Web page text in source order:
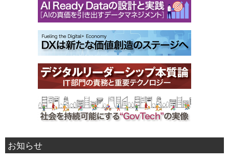
お知らせ